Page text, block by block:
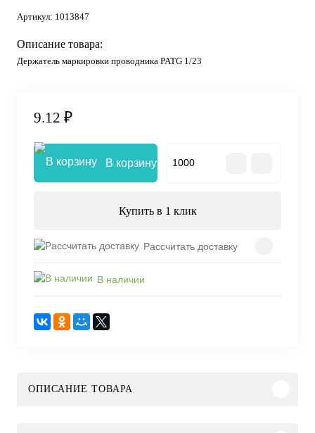
Артикул: 1013847
Описание товара:
Держатель маркировки проводника PATG 1/23
9.12 ₽
В корзину
Купить в 1 клик
Рассчитать доставку
В наличии
ОПИСАНИЕ ТОВАРА